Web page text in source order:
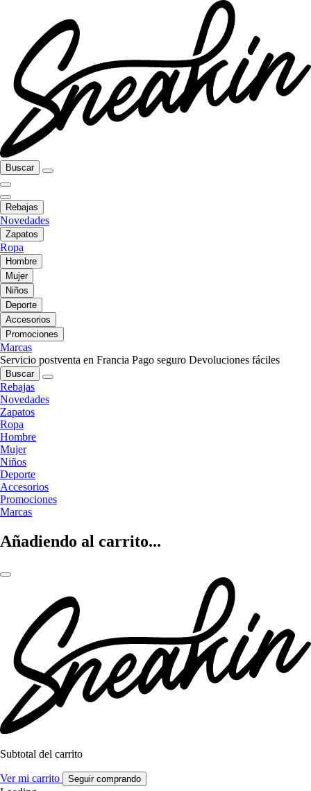
Buscar
Rebajas
Novedades
Zapatos
Ropa
Hombre
Mujer
Niños
Deporte
Accesorios
Promociones
Marcas
Servicio postventa en Francia Pago seguro Devoluciones fáciles
Buscar
Rebajas
Novedades
Zapatos
Ropa
Hombre
Mujer
Niños
Deporte
Accesorios
Promociones
Marcas
Añadiendo al carrito...
Subtotal del carrito
Ver mi carrito Seguir comprando